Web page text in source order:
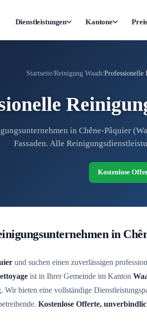
Dienstleistungen Kantone
Startseite Reinigung Waadt Professionelle
in Chêne-Pâquier
Fassaden. Alle
Kostenlose
in
und suchen einen zuverlässigen
ist in Ihrer Gemeinde im Kanton
Wir bieten eine vollständige
Kostenlose Offerte,